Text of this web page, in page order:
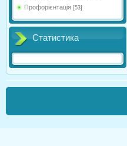
Профорієнтація [53]
Статистика